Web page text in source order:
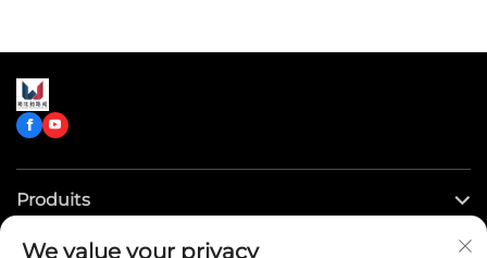
Produits
We value your privacy